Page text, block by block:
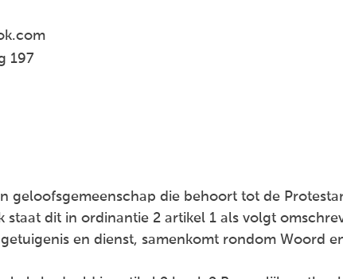
197
geloofsgemeenschap die behoort tot de
staat dit in ordinantie 2 artikel 1 als volgt
en dienst, samenkomt rondom Woord